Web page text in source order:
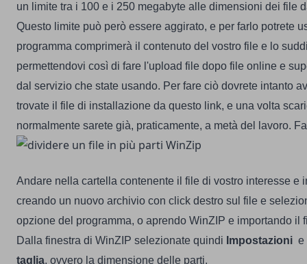
un limite tra i 100 e i 250 megabyte alle dimensioni dei file
Questo limite può però essere aggirato, e per farlo potrete
programma comprimerà il contenuto del vostro file e lo
permettendovi così di fare l'upload file dopo file online e
dal servizio che state usando. Per fare ciò dovrete intanto
trovate il file di installazione da questo link, e una volta
normalmente sarete già, praticamente, a metà del lavoro.
Andare nella cartella contenente il file di vostro interesse e
creando un nuovo archivio con click destro sul file e
opzione del programma, o aprendo WinZIP e importando il
Dalla finestra di WinZIP selezionate quindi Impostazioni e
taglia, ovvero la dimensione delle parti.